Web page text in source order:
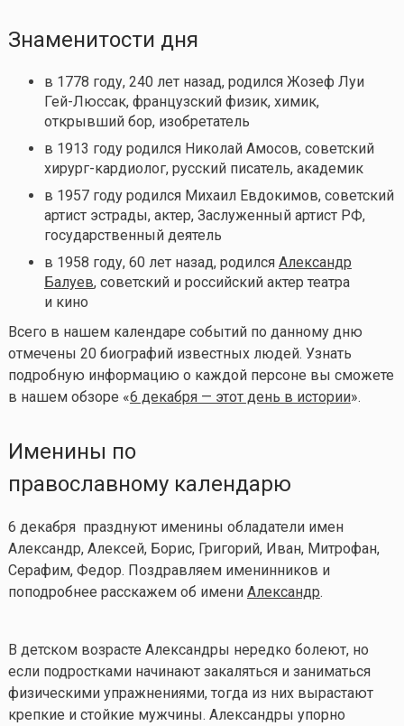
Знаменитости дня
в 1778 году, 240 лет назад, родился Жозеф Луи
Гей-Люссак, французский физик, химик,
открывший бор, изобретатель
в 1913 году родился Николай Амосов, советский
хирург-кардиолог, русский писатель, академик
в 1957 году родился Михаил Евдокимов, советский
артист эстрады, актер, Заслуженный артист РФ,
государственный деятель
в 1958 году, 60 лет назад, родился Александр
Балуев, советский и российский актер театра
и кино
Всего в нашем календаре событий по данному дню
отмечены 20 биографий известных людей. Узнать
подробную информацию о каждой персоне вы сможете
в нашем обзоре «6 декабря — этот день в истории».
Именины по
православному календарю
6 декабря празднуют именины обладатели имен
Александр, Алексей, Борис, Григорий, Иван, Митрофан,
Серафим, Федор. Поздравляем именинников и
поподробнее расскажем об имени Александр.
В детском возрасте Александры нередко болеют, но
если подростками начинают закаляться и заниматься
физическими упражнениями, тогда из них вырастают
крепкие и стойкие мужчины. Александры упорно